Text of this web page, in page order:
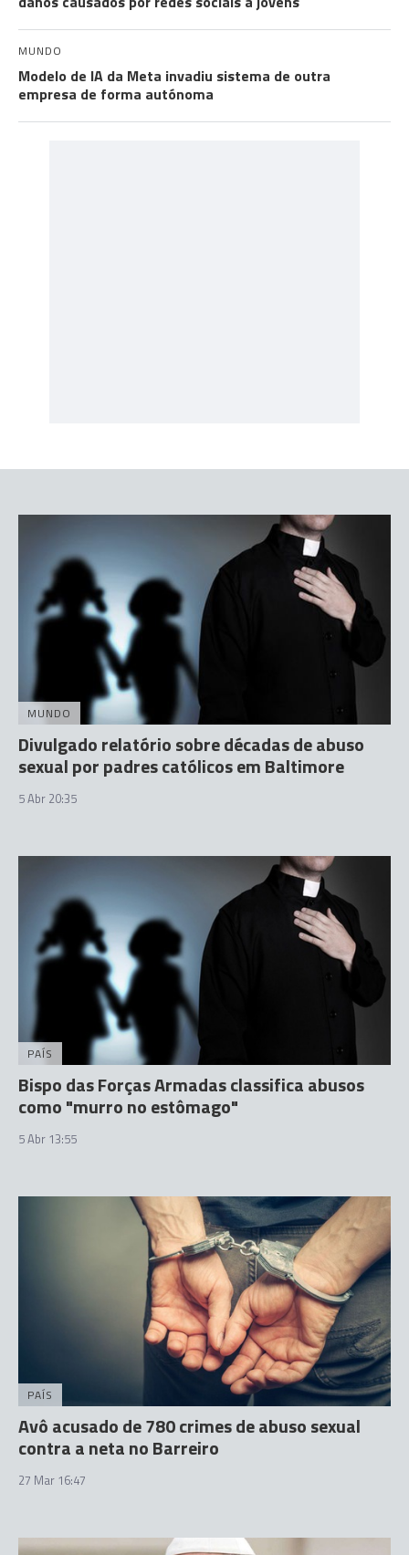
MUNDO
Modelo de IA da Meta invadiu sistema de outra
empresa de forma autónoma
MUNDO
Divulgado relatório sobre décadas de abuso
sexual por padres católicos em Baltimore
5 Abr 20:35
PAÍS
Bispo das Forças Armadas classifica abusos
como "murro no estômago"
5 Abr 13:55
PAÍS
Avô acusado de 780 crimes de abuso sexual
contra a neta no Barreiro
27 Mar 16:47